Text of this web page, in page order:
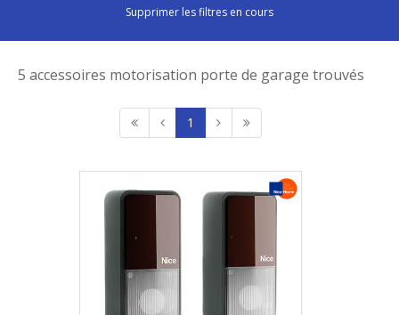
Supprimer les filtres en cours
5 accessoires motorisation porte de garage trouvés
1